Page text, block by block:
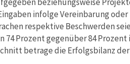
infolge Vereinbarung
respektive Beschwerden
74 Prozent gegenüber 84
betrage die Erfolgsbilanz der